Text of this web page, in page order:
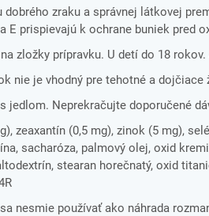
zraku a správnej látkovej
E prispievajú k ochrane buniek pred
zložky prípravku. U detí do 18
nie je vhodný pre tehotné a dojčiace
jedlom. Neprekračujte doporučené
zeaxantín (0,5 mg), zinok (5 mg),
sacharóza, palmový olej, oxid
stearan horečnatý, oxid
nesmie používať ako náhrada